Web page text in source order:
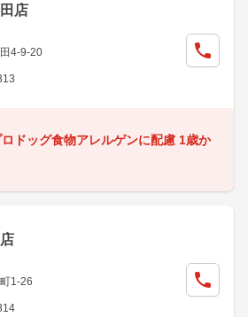
店
4-9-20
ドッグ食物アレルゲンに配慮 1歳か
1-26